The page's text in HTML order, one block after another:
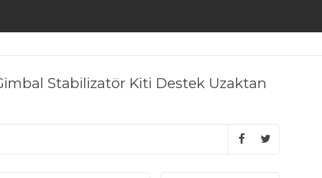
Stabilizatör Kiti Destek Uzaktan